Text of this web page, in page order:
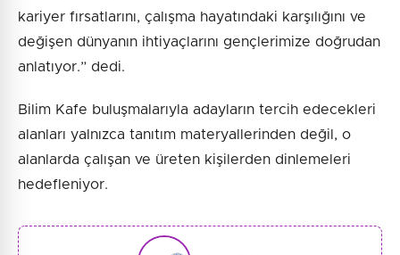
kariyer fırsatlarını, çalışma hayatındaki karşılığını ve
değişen dünyanın ihtiyaçlarını gençlerimize doğrudan
anlatıyor.” dedi.
Bilim Kafe buluşmalarıyla adayların tercih edecekleri
alanları yalnızca tanıtım materyallerinden değil, o
alanlarda çalışan ve üreten kişilerden dinlemeleri
hedefleniyor.